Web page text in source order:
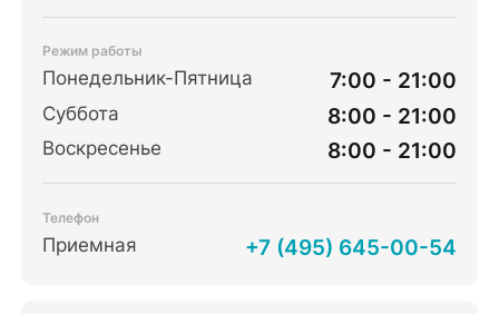
Режим работы
Понедельник-Пятница 7:00 - 21:00
Суббота 8:00 - 21:00
Воскресенье 8:00 - 21:00
Телефон
Приемная +7 (495) 645-00-54